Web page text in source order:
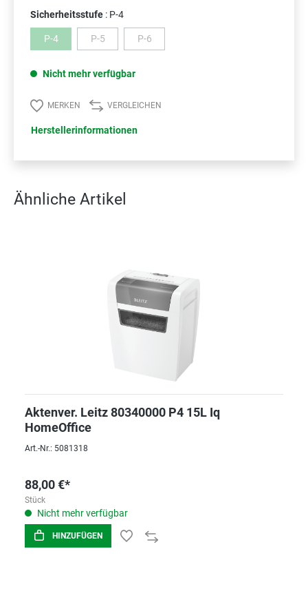
Sicherheitsstufe : P-4
P-4(Diese Option ist zurzeit nicht verfügbar.)
P-5(Diese Option ist zurzeit nicht verfügbar.)
P-6(Diese Option ist zurzeit nicht verfügbar.)
Nicht mehr verfügbar
MERKEN VERGLEICHEN
Herstellerinformationen
Ähnliche Artikel
Aktenver. Leitz 80340000 P4 15L Iq
HomeOffice
Art.-Nr.: 5081318
88,00 €*
Stück
Nicht mehr verfügbar
HINZUFÜGEN